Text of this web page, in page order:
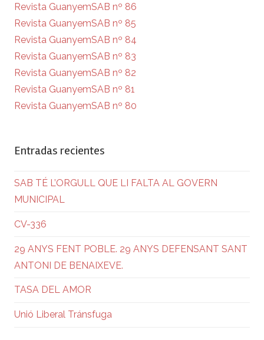
Revista GuanyemSAB nº 86
Revista GuanyemSAB nº 85
Revista GuanyemSAB nº 84
Revista GuanyemSAB nº 83
Revista GuanyemSAB nº 82
Revista GuanyemSAB nº 81
Revista GuanyemSAB nº 80
Entradas recientes
SAB TÉ L’ORGULL QUE LI FALTA AL GOVERN
MUNICIPAL
CV-336
29 ANYS FENT POBLE. 29 ANYS DEFENSANT SANT
ANTONI DE BENAIXEVE.
TASA DEL AMOR
Unió Liberal Tránsfuga